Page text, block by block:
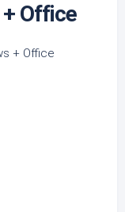
Office